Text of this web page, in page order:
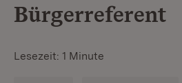
Bürgerreferent
Lesezeit: 1 Minute